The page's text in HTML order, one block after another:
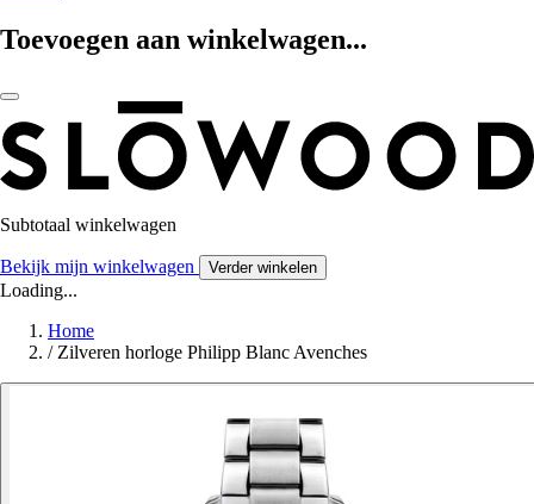
Toevoegen aan winkelwagen...
Subtotaal winkelwagen
Bekijk mijn winkelwagen Verder winkelen
Loading...
Home
/ Zilveren horloge Philipp Blanc Avenches